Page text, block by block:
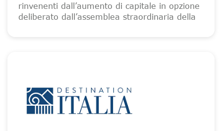
rinvenenti dall’aumento di capitale in opzione
deliberato dall’assemblea straordinaria della